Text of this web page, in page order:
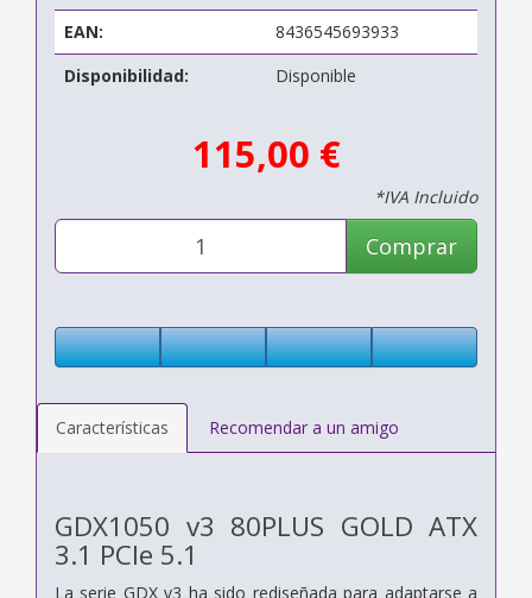
EAN:
8436545693933
Disponibilidad:
Disponible
115,00 €
*IVA Incluido
Comprar
Características Recomendar a un amigo
GDX1050 v3 80PLUS GOLD ATX
3.1 PCIe 5.1
La serie GDX v3 ha sido rediseñada para adaptarse a